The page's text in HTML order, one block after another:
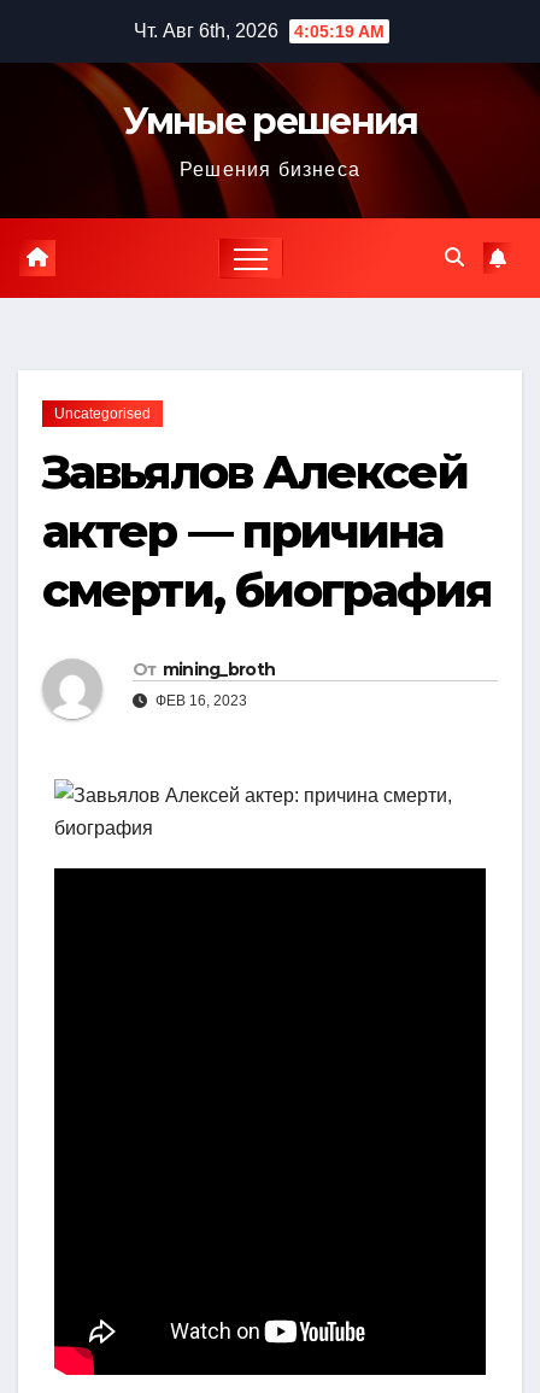
содержимому
Чт. Авг 6th, 2026 4:05:20 AM
Умные решения
Решения бизнеса
Uncategorised
Завьялов Алексей
актер — причина
смерти, биография
От mining_broth
ФЕВ 16, 2023